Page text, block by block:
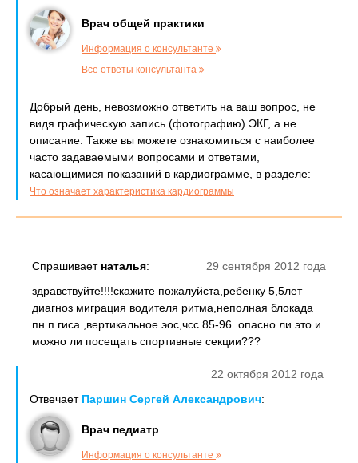
Врач общей практики
Информация о консультанте
Все ответы консультанта
Добрый день, невозможно ответить на ваш вопрос, не
видя графическую запись (фотографию) ЭКГ, а не
описание. Также вы можете ознакомиться с наиболее
часто задаваемыми вопросами и ответами,
касающимися показаний в кардиограмме, в разделе:
Что означает характеристика кардиограммы
29 сентября 2012 года
Спрашивает наталья:
здравствуйте!!!!скажите пожалуйста,ребенку 5,5лет
диагноз миграция водителя ритма,неполная блокада
пн.п.гиса ,вертикальное эос,чсс 85-96. опасно ли это и
можно ли посещать спортивные секции???
22 октября 2012 года
Отвечает Паршин Сергей Александрович:
Врач педиатр
Информация о консультанте